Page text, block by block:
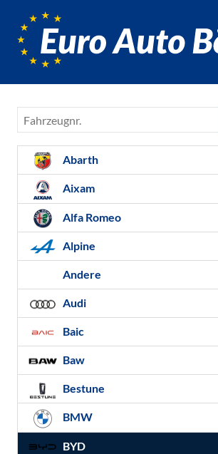
Fahrzeugnr.
Abarth
Aixam
Alfa Romeo
Alpine
Andere
Audi
Baic
Baw
Bestune
BMW
BYD